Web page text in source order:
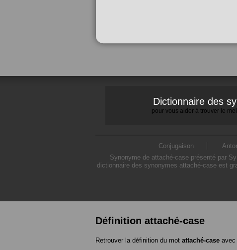
Dictionnaire des
pour vous aider à trouver le
Conjugaison
Synonyme de attaché-case présenté par
dictionnaire des synonymes attaché-case est
Définition attaché-case
Retrouver la définition du mot attaché-case avec